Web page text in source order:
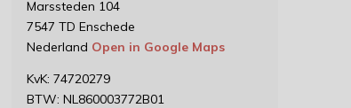
Marssteden 104
7547 TD Enschede
Nederland Open in Google Maps
KvK: 74720279
BTW: NL860003772B01